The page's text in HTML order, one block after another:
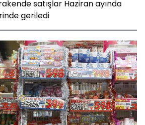
satışlar Haziran ayında
geriledi